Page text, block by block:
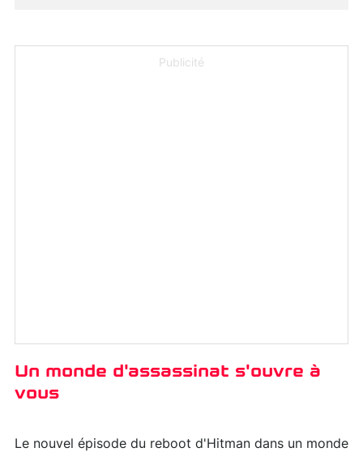
Publicité
Un monde d'assassinat s'ouvre à
vous
Le nouvel épisode du reboot d'Hitman dans un monde